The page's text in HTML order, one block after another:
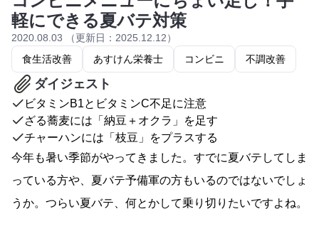
軽にできる夏バテ対策
2020.08.03 （更新日：2025.12.12）
食生活改善
あすけん栄養士 コンビニ 不調改善
ダイジェスト
ビタミンB1とビタミンC不足に注意
ざる蕎麦には「納豆＋オクラ」を足す
チャーハンには「枝豆」をプラスする
今年も暑い季節がやってきました。すでに夏バテしてしま
っている方や、夏バテ予備軍の方もいるのではないでしょ
うか。つらい夏バテ、何とかして乗り切りたいですよね。